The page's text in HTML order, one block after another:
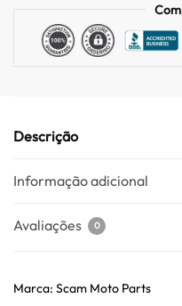
Descrição
Informação adicional
Avaliações 0
Marca: Scam Moto Parts